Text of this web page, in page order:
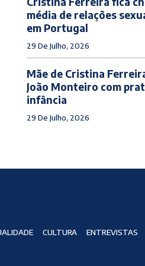
média de relações
em Portugal
29 De Julho, 2026
Mãe de Cristina
João Monteiro com
infância
29 De Julho, 2026
CULTURA ENTREVISTAS